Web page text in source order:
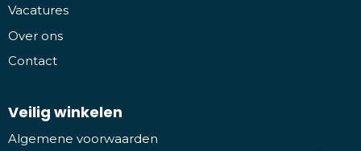
Vacatures
Over ons
Contact
Veilig winkelen
Algemene voorwaarden